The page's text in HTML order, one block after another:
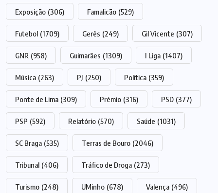
Exposição (306) Famalicão (529)
Futebol (1709) Gerês (249) Gil Vicente (307)
GNR (958) Guimarães (1309) I Liga (1407)
Música (263) PJ (250) Política (359)
Ponte de Lima (309) Prémio (316) PSD (377)
PSP (592) Relatório (570) Saúde (1031)
SC Braga (535) Terras de Bouro (2046)
Tribunal (406) Tráfico de Droga (273)
Turismo (248) UMinho (678) Valença (496)